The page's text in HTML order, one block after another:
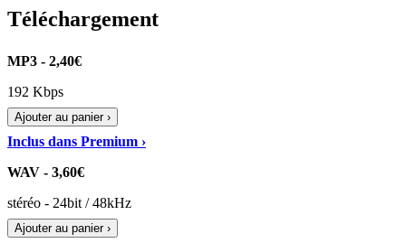
Téléchargement
MP3 - 2,40€
192 Kbps
Ajouter au panier ›
Inclus dans Premium ›
WAV - 3,60€
stéréo - 24bit / 48kHz
Ajouter au panier ›